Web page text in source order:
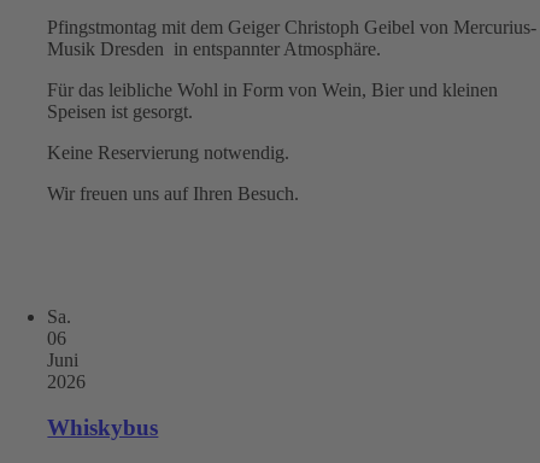
Pfingstmontag mit dem Geiger Christoph Geibel von Mercurius-
Musik Dresden in entspannter Atmosphäre.
Für das leibliche Wohl in Form von Wein, Bier und kleinen
Speisen ist gesorgt.
Keine Reservierung notwendig.
Wir freuen uns auf Ihren Besuch.
Sa.
06
Juni
2026
Whiskybus